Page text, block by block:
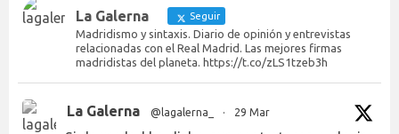
La Galerna Seguir
Madridismo y sintaxis. Diario de opinión y entrevistas
relacionadas con el Real Madrid. Las mejores firmas
madridistas del planeta. https://t.co/zLS1tzeb3h
La Galerna @lagalerna_ · 29 Mar